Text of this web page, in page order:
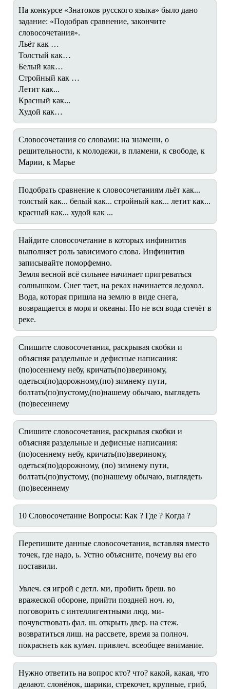
На конкурсе «Знатоков русского языка» было дано
задание: «Подобрав сравнение, закончите
словосочетания».
Льёт как …
Толстый как…
Белый как…
Стройный как …
Летит как...
Красный как...
Худой как…
Словосочетания со словами: на знамени, о
решительности, к молодежи, в пламени, к свободе, к
Марии, к Марье
Подобрать сравнение к словосочетаниям льёт как...
толстый как... белый как... стройный как... летит как...
красный как... худой как ...
Найдите словосочетание в которых инфинитив
выполняет роль зависимого слова. Инфинитив
записывайте поморфемно.
Земля весной всё сильнее начинает пригреваться
солнышком. Снег тает, на реках начинается ледохол.
Вода, которая пришла на землю в виде снега,
возвращается в моря и океаны. Но не вся вода стечёт в
реке.
Спишите словосочетания, раскрывая скобки и
объясняя раздельные и дефисные написания:
(по)осеннему небу, кричать(по)звериному,
одеться(по)дорожному,(по) зимнему пути,
болтать(по)пустому,(по)нашему обычаю, выглядеть
(по)весеннему
Спишите словосочетания, раскрывая скобки и
объясняя раздельные и дефисные написания:
(по)осеннему небу, кричать(по)звериному,
одеться(по)дорожному, (по) зимнему пути,
болтать(по)пустому, (по)нашему обычаю, выглядеть
(по)весеннему
10 Словосочетание Вопросы: Как ? Где ? Когда ?
Перепишите данные словосочетания, вставляя вместо
точек, где надо, ь. Устно объясните, почему вы его
поставили.
Увлеч. ся игрой с детл. ми, пробить бреш. во
вражеской обороне, прийти поздней ноч. ю,
поговорить с интеллигентными люд. ми-
почувствовать фал. ш. открыть двер. на стеж.
возвратиться лиш. на рассвете, время за полноч.
покраснеть как кумач. привлеч. всеобщее внимание.
Нужно ответить на вопрос кто? что? какой, какая, что
делают. слонёнок, шарики, стрекочет, крупные, гриб,